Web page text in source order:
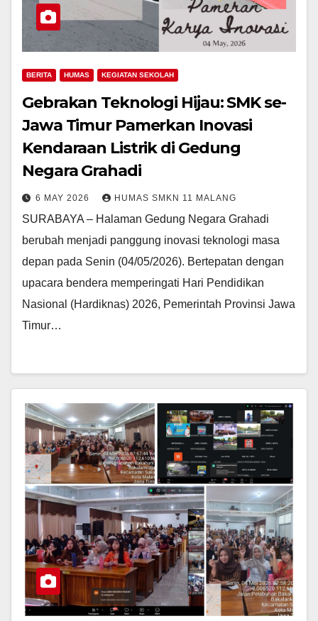
BERITA HUMAS KEGIATAN SEKOLAH
Gebrakan Teknologi Hijau: SMK se-
Jawa Timur Pamerkan Inovasi
Kendaraan Listrik di Gedung
Negara Grahadi
6 MAY 2026 HUMAS SMKN 11 MALANG
SURABAYA – Halaman Gedung Negara Grahadi
berubah menjadi panggung inovasi teknologi masa
depan pada Senin (04/05/2026). Bertepatan dengan
upacara bendera memperingati Hari Pendidikan
Nasional (Hardiknas) 2026, Pemerintah Provinsi Jawa
Timur…